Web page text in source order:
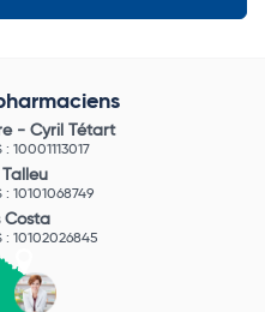
- Cyril Tétart
: 10001113017
Talleu
: 10101068749
Costa
: 10102026845